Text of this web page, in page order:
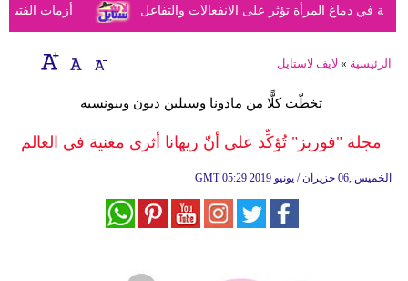
إسلامية
صحة
أزمات دماغ المرأة تؤثر على الانفعالات والتفاعل
الرئيسية » لايف لاستايل
تخطّت كلًّا من مادونا وسيلين ديون وبيونسيه
مجلة "فوربز" تُؤكِّد على أنّ ريهانا أثرى مغنية في العالم
GMT 05:29 2019 الخميس ,06 حزيران / يونيو